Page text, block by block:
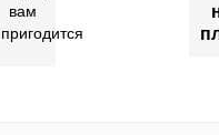
вам
пригодится